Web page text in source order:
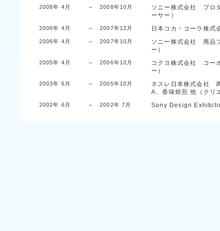
2008年 4月 ～ 2008年10月
ソニー株式会社 プロ
ーサー）
2006年 4月 ～ 2007年12月 日本コカ・コーラ株
2006年 4月 ～ 2007年10月
ソニー株式会社 商品
ー）
2005年 4月 ～ 2006年10月
コクヨ株式会社 コー
ー）
2003年 6月 ～ 2005年10月
ネスレ日本株式会社
A、香味焙煎 他（クリ
2002年 6月 ～ 2002年 7月 Sony Design